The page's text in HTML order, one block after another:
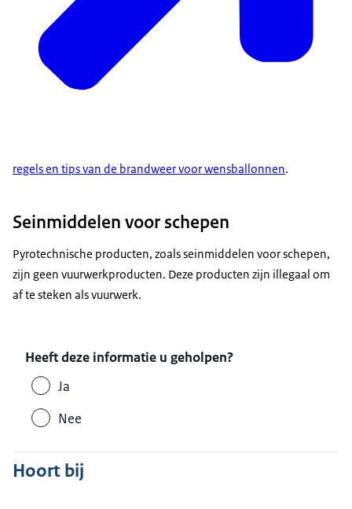
regels en tips van de brandweer voor wensballonnen.
Seinmiddelen voor schepen
Pyrotechnische producten, zoals seinmiddelen voor schepen,
zijn geen vuurwerkproducten. Deze producten zijn illegaal om
af te steken als vuurwerk.
Heeft deze informatie u geholpen?
Ja
Nee
Hoort bij